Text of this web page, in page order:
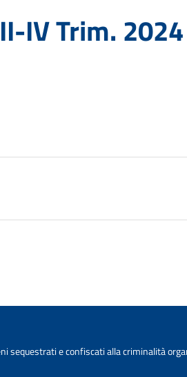
IV Trim. 2024
sequestrati e confiscati alla criminalità